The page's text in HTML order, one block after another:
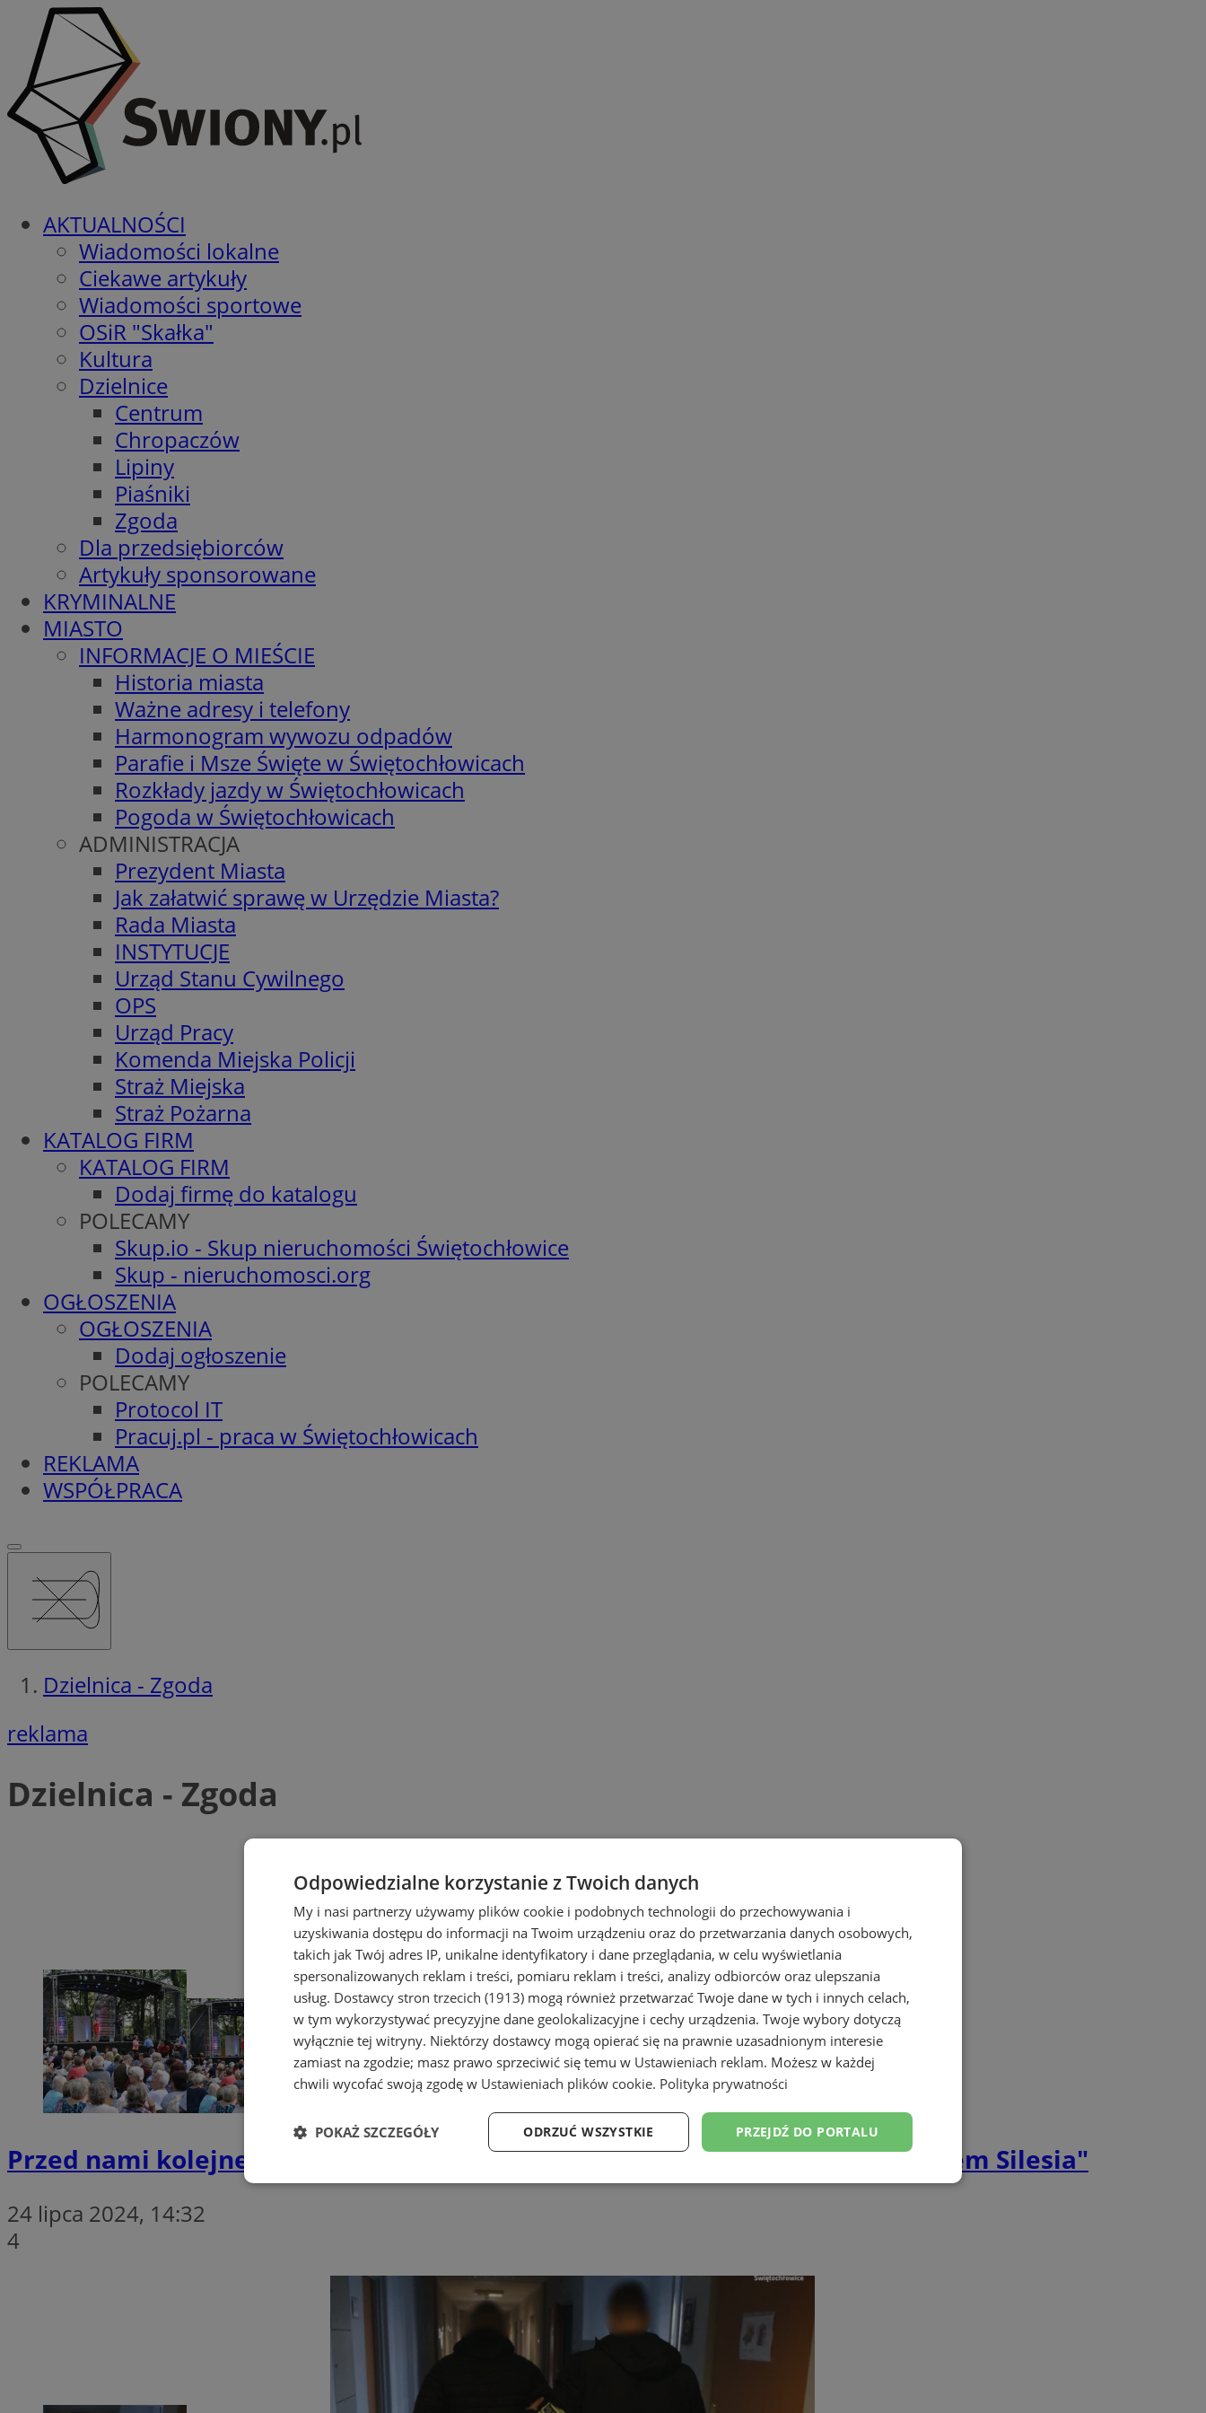
AKTUALNOŚCI
Wiadomości lokalne
Ciekawe artykuły
Wiadomości sportowe
OSiR "Skałka"
Kultura
Dzielnice
Centrum
Chropaczów
Lipiny
Piaśniki
Zgoda
Dla przedsiębiorców
Artykuły sponsorowane
KRYMINALNE
MIASTO
INFORMACJE O MIEŚCIE
Historia miasta
Ważne adresy i telefony
Harmonogram wywozu odpadów
Parafie i Msze Święte w Świętochłowicach
Rozkłady jazdy w Świętochłowicach
Pogoda w Świętochłowicach
ADMINISTRACJA
Prezydent Miasta
Jak załatwić sprawę w Urzędzie Miasta?
Rada Miasta
INSTYTUCJE
Urząd Stanu Cywilnego
OPS
Urząd Pracy
Komenda Miejska Policji
Straż Miejska
Straż Pożarna
KATALOG FIRM
KATALOG FIRM
Dodaj firmę do katalogu
POLECAMY
Skup.io - Skup nieruchomości Świętochłowice
Skup - nieruchomosci.org
OGŁOSZENIA
OGŁOSZENIA
Dodaj ogłoszenie
POLECAMY
Protocol IT
Pracuj.pl - praca w Świętochłowicach
REKLAMA
WSPÓŁPRACA
Dzielnica - Zgoda
reklama
Dzielnica - Zgoda
Przed nami kolejne spotkanie z cyklu "Muzyczne Spotkanie Sąsiadów z Radiem Silesia"
24 lipca 2024, 14:32
4
Odpowiedzialne korzystanie z Twoich danych
My i nasi partnerzy używamy plików cookie i podobnych technologii do przechowywania i
uzyskiwania dostępu do informacji na Twoim urządzeniu oraz do przetwarzania danych osobowych,
takich jak Twój adres IP, unikalne identyfikatory i dane przeglądania, w celu wyświetlania
spersonalizowanych reklam i treści, pomiaru reklam i treści, analizy odbiorców oraz ulepszania
usług. Dostawcy stron trzecich (1913) mogą również przetwarzać Twoje dane w tych i innych celach,
w tym wykorzystywać precyzyjne dane geolokalizacyjne i cechy urządzenia. Twoje wybory dotyczą
wyłącznie tej witryny. Niektórzy dostawcy mogą opierać się na prawnie uzasadnionym interesie
zamiast na zgodzie; masz prawo sprzeciwić się temu w Ustawieniach reklam. Możesz w każdej
chwili wycofać swoją zgodę w Ustawieniach plików cookie. Polityka prywatności
PRZEJDŹ DO PORTALU
ODRZUĆ WSZYSTKIE
POKAŻ SZCZEGÓŁY
Niezbędne Wydajność Targetowanie Funkcjonalność Niesklasyfikowane
Wydajność Funkcjonalność Niesklasyfikowane
Niezbędne pliki cookie umożliwiają korzystanie z podstawowych funkcji strony internetowej, takich jak logowanie użytkownika i
zarządzanie kontem. Bez niezbędnych plików cookie nie można prawidłowo korzystać ze strony internetowej.
przechowywania